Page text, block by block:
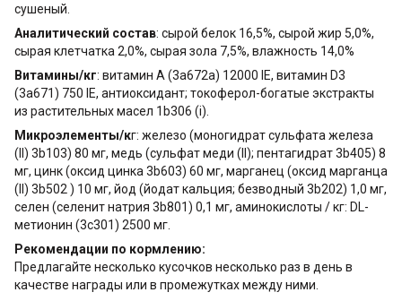
сушеный.
Аналитический состав: сырой белок 16,5%, сырой жир 5,0%,
сырая клетчатка 2,0%, сырая зола 7,5%, влажность 14,0%
Витамины/кг: витамин A (3a672a) 12000 IE, витамин D3
(3a671) 750 IE, антиоксидант; токоферол-богатые экстракты
из растительных масел 1b306 (i).
Микроэлементы/кг: железо (моногидрат сульфата железа
(II) 3b103) 80 мг, медь (сульфат меди (II); пентагидрат 3b405) 8
мг, цинк (оксид цинка 3b603) 60 мг, марганец (оксид марганца
(II) 3b502 ) 10 мг, йод (йодат кальция; безводный 3b202) 1,0 мг,
селен (селенит натрия 3b801) 0,1 мг, аминокислоты / кг: DL-
метионин (3c301) 2500 мг.
Рекомендации по кормлению:
Предлагайте несколько кусочков несколько раз в день в
качестве награды или в промежутках между ними.